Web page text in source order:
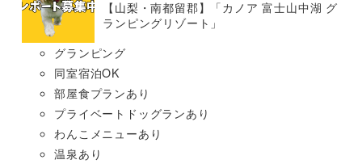
【山梨・南都留郡】「カノア 富士山中湖 グ
ランピングリゾート」
グランピング
同室宿泊OK
部屋食プランあり
プライベートドッグランあり
わんこメニューあり
温泉あり